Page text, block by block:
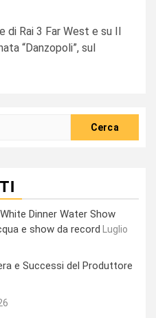
di Rai 3 Far West e su Il
“Danzopoli”, sul
Dinner Water Show
e show da record
Luglio
e Successi del Produttore